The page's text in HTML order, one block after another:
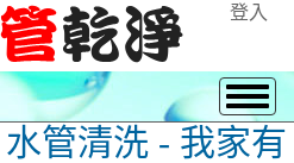
登入
管清洗 - 我家有